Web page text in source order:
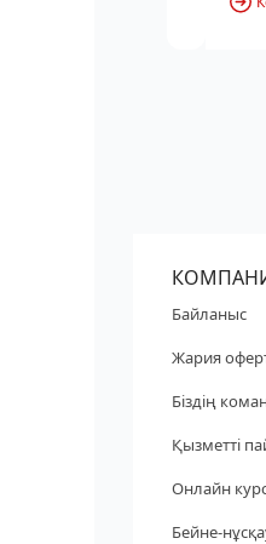
Байланыс
Жария
Біздің
Қызметті
Онлайн
Бейне-